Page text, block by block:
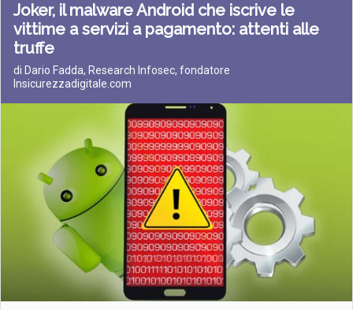
Joker, il malware Android che iscrive le
vittime a servizi a pagamento: attenti alle
truffe
di Dario Fadda, Research Infosec, fondatore
Insicurezzadigitale.com